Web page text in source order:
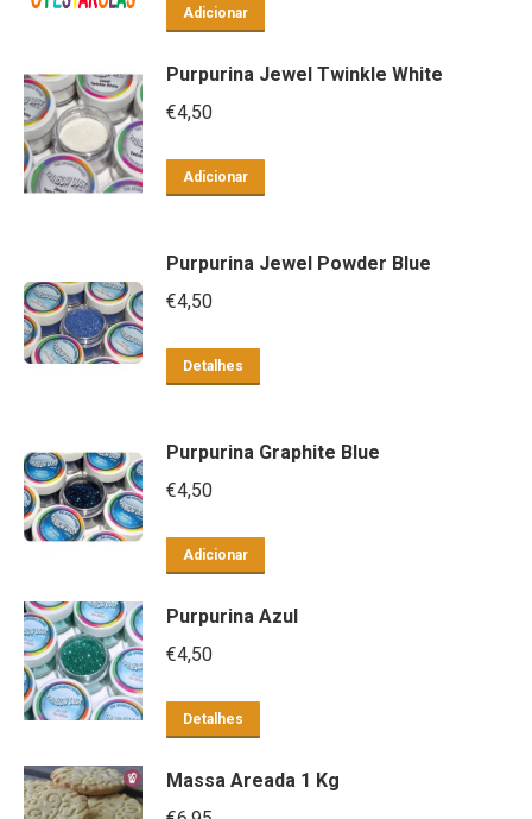
Adicionar
Purpurina Jewel Twinkle White
€4,50
Adicionar
Purpurina Jewel Powder Blue
€4,50
Detalhes
Purpurina Graphite Blue
€4,50
Adicionar
Purpurina Azul
€4,50
Detalhes
Massa Areada 1 Kg